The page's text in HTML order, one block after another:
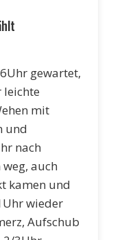
gewartet,
leichte
mit
und
nach
auch
kamen und
wieder
Aufschub